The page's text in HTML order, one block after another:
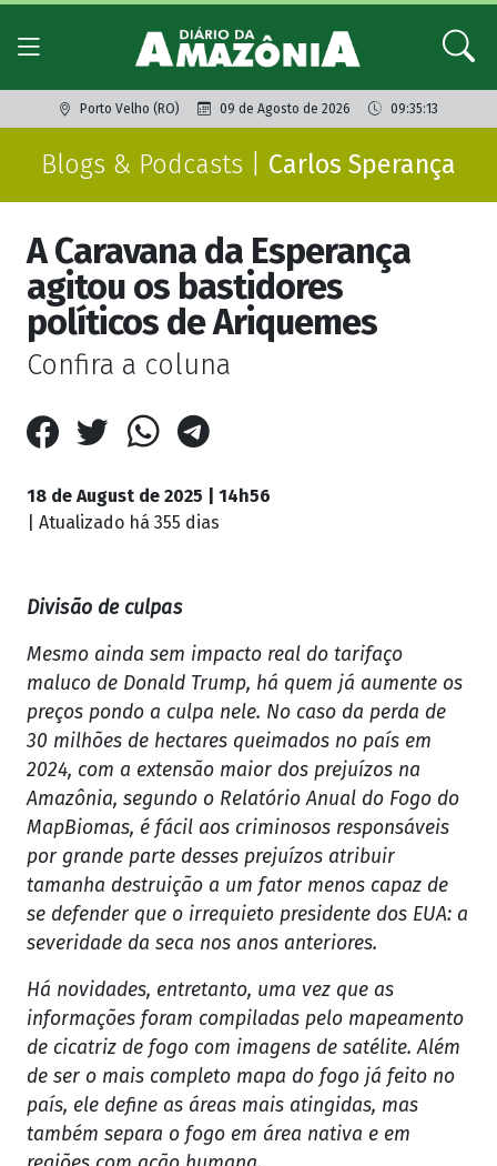
Porto Velho (RO) 09 de Agosto de 2026 09:35:13
Blogs & Podcasts | Carlos Sperança
A Caravana da Esperança
agitou os bastidores
políticos de Ariquemes
Confira a coluna
18 de August de 2025 | 14h56
| Atualizado há 355 dias
Divisão de culpas
Mesmo ainda sem impacto real do tarifaço
maluco de Donald Trump, há quem já aumente os
preços pondo a culpa nele. No caso da perda de
30 milhões de hectares queimados no país em
2024, com a extensão maior dos prejuízos na
Amazônia, segundo o Relatório Anual do Fogo do
MapBiomas, é fácil aos criminosos responsáveis
por grande parte desses prejuízos atribuir
tamanha destruição a um fator menos capaz de
se defender que o irrequieto presidente dos EUA: a
severidade da seca nos anos anteriores.
Há novidades, entretanto, uma vez que as
informações foram compiladas pelo mapeamento
de cicatriz de fogo com imagens de satélite. Além
de ser o mais completo mapa do fogo já feito no
país, ele define as áreas mais atingidas, mas
também separa o fogo em área nativa e em